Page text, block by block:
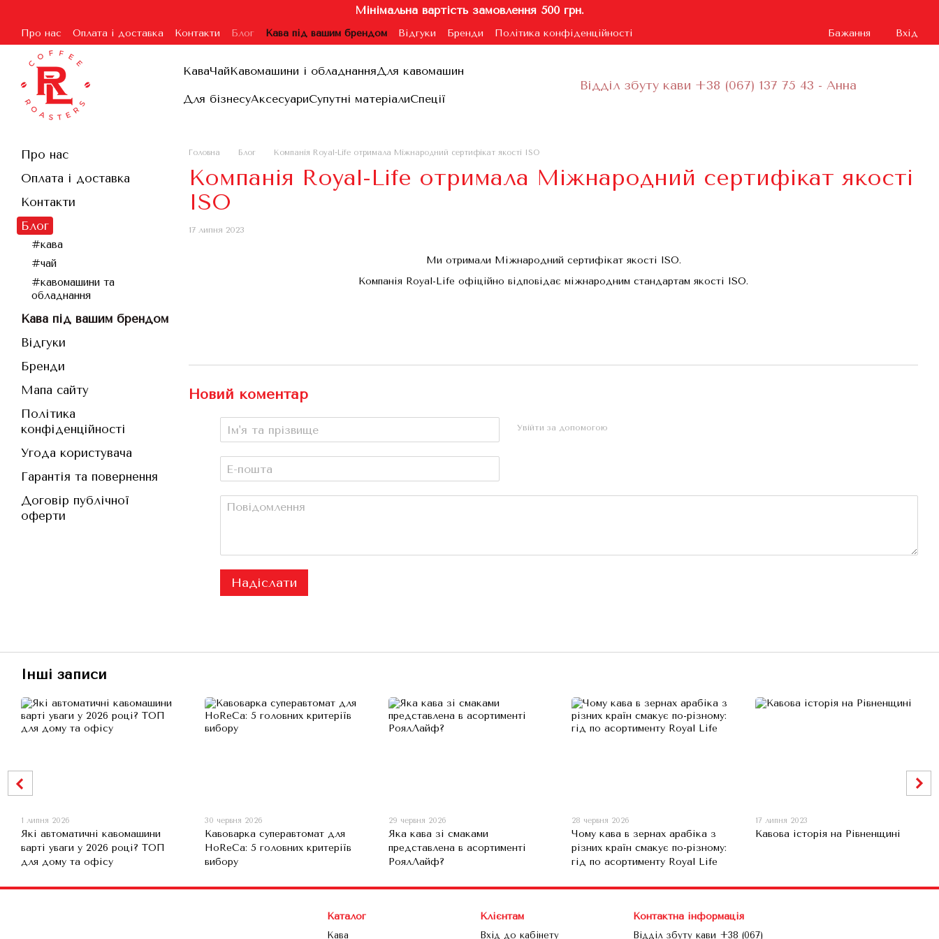
Мінімальна вартість замовлення 500 грн.
Про нас Оплата і доставка Контакти Блог Кава під вашим брендом Відгуки Бренди
Політика конфіденційності
Угода користувача
Гарантія та повернення Договір публічної оферти
Бажання Вхід
КаваЧайКавомашини і обладнанняДля кавомашин
Для бізнесуАксесуариСупутні матеріалиСпеції
Відділ збуту кави +38 (067) 137 75 43 - Анна
Головна Блог Компанія Royal-Life отримала Міжнародний сертифікат якості ISO
Компанія Royal-Life отримала Міжнародний сертифікат якості
ISO
17 липня 2023
Ми отримали Міжнародний сертифікат якості ISO.
Компанія Royal-Life офіційно відповідає міжнародним стандартам якості ISO.
Новий коментар
Увійти за допомогою
Надіслати
Про нас
Оплата і доставка
Контакти
Блог
#кава
#чай
#кавомашини та
обладнання
Кава під вашим брендом
Відгуки
Бренди
Мапа сайту
Політика
конфіденційності
Угода користувача
Гарантія та повернення
Договір публічної
оферти
Інші записи
1 липня 2026
Які автоматичні кавомашини
варті уваги у 2026 році? ТОП
для дому та офісу
30 червня 2026
Кавоварка суперавтомат для
HoReCa: 5 головних критеріїв
вибору
29 червня 2026
Яка кава зі смаками
представлена в асортименті
РоялЛайф?
28 червня 2026
Чому кава в зернах арабіка з
різних країн смакує по-різному:
гід по асортименту Royal Life
17 липня 2023
Кавова історія на Рівненщині
Каталог
Кава
Клієнтам
Вхід до кабінету
Контактна інформація
Відділ збуту кави +38 (067)